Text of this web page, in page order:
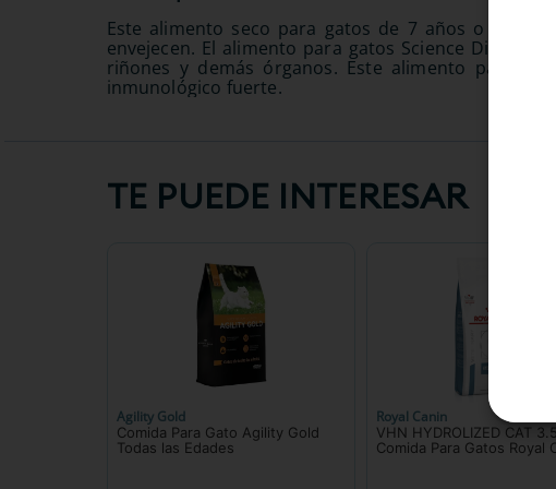
Este alimento seco para gatos de 7 años o más
envejecen. El alimento para gatos Science Diet
riñones y demás órganos. Este alimento para
inmunológico fuerte.
TE PUEDE INTERESAR
Agility Gold
Comida Para Gato Agility Gold
Todas las Edades
Royal Canin
VHN HYDROLIZED CAT
Comida Para Gatos Royal